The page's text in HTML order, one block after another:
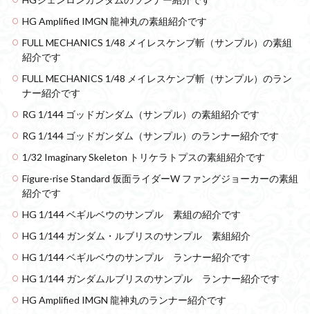
HG Amplified IMGN 龍神丸の素組紹介です
FULL MECHANICS 1/48 メイレスケンブ斬（サンプル）の素組
紹介です
FULL MECHANICS 1/48 メイレスケンブ斬（サンプル）のラン
ナー紹介です
RG 1/144 ゴッドガンダム（サンプル）の素組紹介です
RG 1/144 ゴッドガンダム（サンプル）のランナー紹介です
1/32 Imaginary Skeleton トリケラトプスの素組紹介です
Figure-rise Standard 仮面ライダーW ファングジョーカーの素組
紹介です
HG 1/144 ベギルベウのサンプル 素組の紹介です
HG 1/144 ガンダム・ルブリスのサンプル 素組紹介
HG 1/144 ベギルベウのサンプル ランナー紹介です
HG 1/144 ガンダムルブリスのサンプル ランナー紹介です
HG Amplified IMGN 龍神丸のランナー紹介です